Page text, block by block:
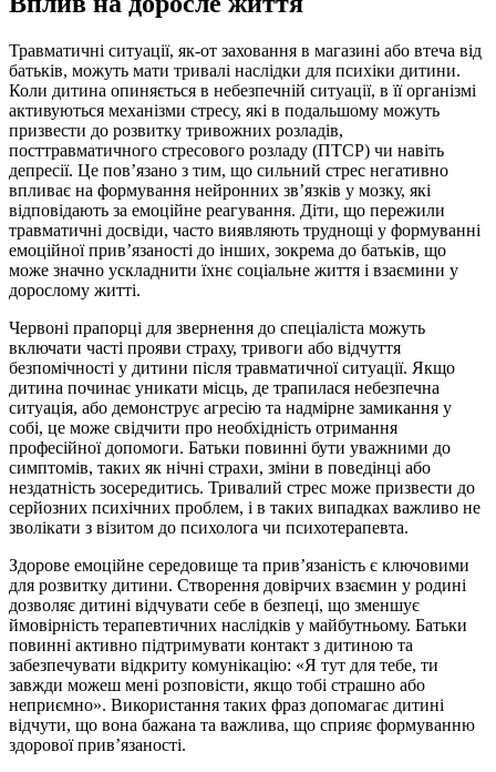
Травматичні ситуації, як-от заховання в магазині або втеча від
батьків, можуть мати тривалі наслідки для психіки дитини.
Коли дитина опиняється в небезпечній ситуації, в її організмі
активуються механізми стресу, які в подальшому можуть
призвести до розвитку тривожних розладів,
посттравматичного стресового розладу (ПТСР) чи навіть
депресії. Це пов’язано з тим, що сильний стрес негативно
впливає на формування нейронних зв’язків у мозку, які
відповідають за емоційне реагування. Діти, що пережили
травматичні досвіди, часто виявляють труднощі у формуванні
емоційної прив’язаності до інших, зокрема до батьків, що
може значно ускладнити їхнє соціальне життя і взаємини у
дорослому житті.
Червоні прапорці для звернення до спеціаліста можуть
включати часті прояви страху, тривоги або відчуття
безпомічності у дитини після травматичної ситуації. Якщо
дитина починає уникати місць, де трапилася небезпечна
ситуація, або демонструє агресію та надмірне замикання у
собі, це може свідчити про необхідність отримання
професійної допомоги. Батьки повинні бути уважними до
симптомів, таких як нічні страхи, зміни в поведінці або
нездатність зосередитись. Тривалий стрес може призвести до
серйозних психічних проблем, і в таких випадках важливо не
зволікати з візитом до психолога чи психотерапевта.
Здорове емоційне середовище та прив’язаність є ключовими
для розвитку дитини. Створення довірчих взаємин у родині
дозволяє дитині відчувати себе в безпеці, що зменшує
ймовірність терапевтичних наслідків у майбутньому. Батьки
повинні активно підтримувати контакт з дитиною та
забезпечувати відкриту комунікацію: «Я тут для тебе, ти
завжди можеш мені розповісти, якщо тобі страшно або
неприємно». Використання таких фраз допомагає дитині
відчути, що вона бажана та важлива, що сприяє формуванню
здорової прив’язаності.